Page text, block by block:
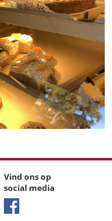
Vind ons op
social media